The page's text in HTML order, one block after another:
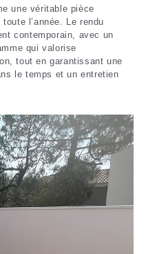
une véritable pièce
l’année. Le rendu
contemporain, avec un
qui valorise
tout en garantissant une
le temps et un entretien